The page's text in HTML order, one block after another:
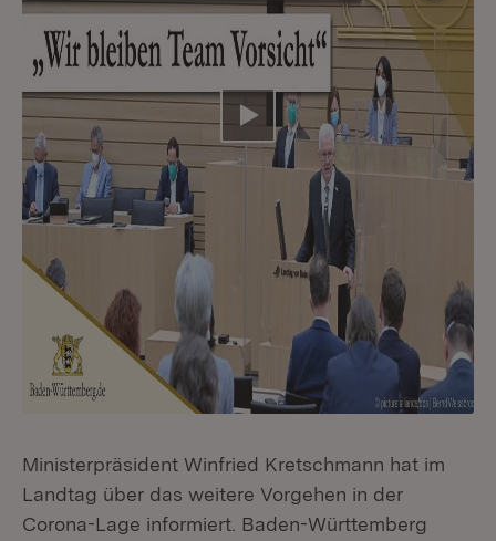
Video abspielen
Ministerpräsident Winfried Kretschmann hat im
Landtag über das weitere Vorgehen in der
Corona-Lage informiert. Baden-Württemberg